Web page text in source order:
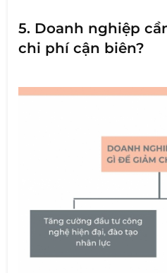
5. Doanh nghiệp
chi phí cận biên?